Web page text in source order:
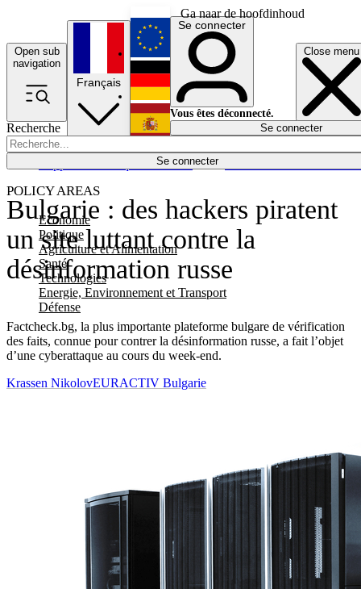
Ga naar de hoofdinhoud
Open sub
navigation
Close menu
Recherche
Se connecter
POLICY AREAS
Economie
Politique
Agriculture et Alimentation
Santé
Technologies
Energie, Environnement et Transport
Défense
Économie
Français
English
Deutsch
Español
Se connecter
Vous êtes déconnecté.
Se connecter
Bulgarie : des hackers piratent
un site luttant contre la
désinformation russe
Factcheck.bg, la plus importante plateforme bulgare de vérification
des faits, connue pour contrer la désinformation russe, a fait l’objet
d’une cyberattaque au cours du week-end.
Krassen NikolovEURACTIV Bulgarie